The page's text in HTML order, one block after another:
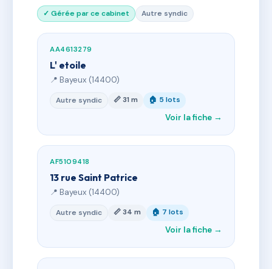
✓ Gérée par ce cabinet Autre syndic
AA4613279
L' etoile
📍 Bayeux (14400)
Autre syndic 📏 31 m 🏠 5 lots
Voir la fiche →
AF5109418
13 rue Saint Patrice
📍 Bayeux (14400)
Autre syndic 📏 34 m 🏠 7 lots
Voir la fiche →